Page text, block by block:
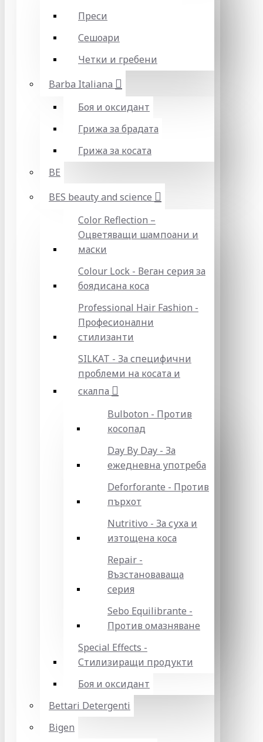
Преси
Сешоари
Четки и гребени
Barba Italiana
Боя и оксидант
Грижа за брадата
Грижа за косата
BE
BES beauty and science
Color Reflection –
Оцветяващи шампоани и
маски
Colour Lock - Веган серия за
боядисана коса
Professional Hair Fashion -
Професионални
стилизанти
SILKAT - За специфични
проблеми на косата и
скалпа
Bulboton - Против
косопад
Day By Day - За
ежедневна употреба
Deforforante - Против
пърхот
Nutritivo - За суха и
изтощена коса
Repair -
Възстановаваща
серия
Sebo Equilibrante -
Против омазняване
Special Effects -
Стилизиращи продукти
Боя и оксидант
Bettari Detergenti
Bigen